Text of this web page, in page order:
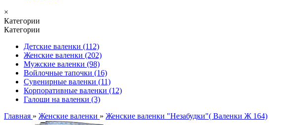
×
Категории
Категории
Детские валенки (112)
Женские валенки (202)
Мужские валенки (98)
Войлочные тапочки (16)
Сувенирные валенки (11)
Корпоративные валенки (12)
Галоши на валенки (3)
Главная » Женские валенки » Женские валенки "Незабудки"( Валенки Ж 164)